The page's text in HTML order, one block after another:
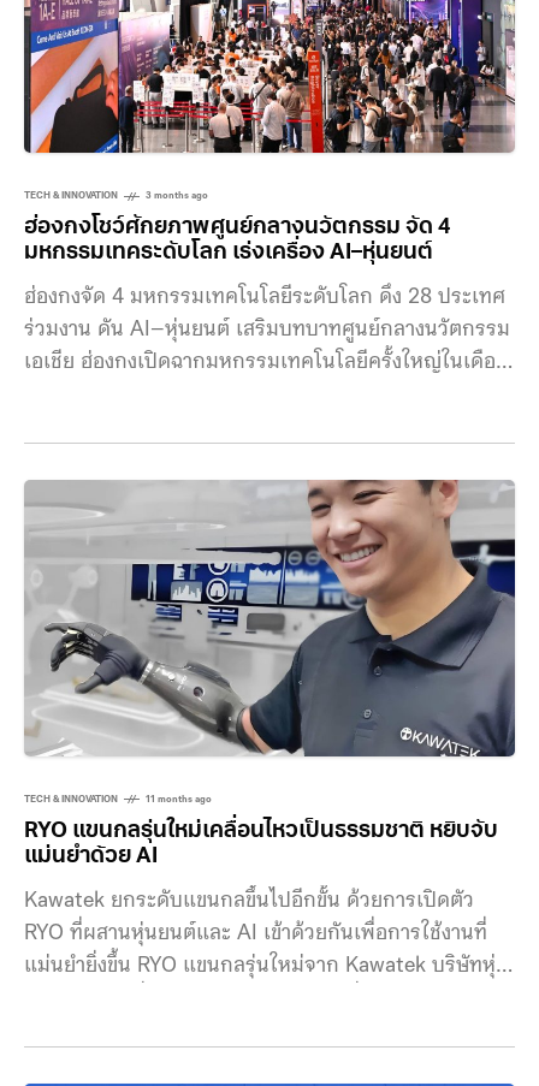
จนเช็กเอาต์ มีหุ่นยนต์ดูแลทุกขั้นตอน แนวคิดของโครงการ
ไม่ใช่แค่การนำหุ่นยนต์มาช่วยงานบางส่วนเหมือนโรงแรม
ทั่วไป
TECH & INNOVATION 3 months ago
ฮ่องกงโชว์ศักยภาพศูนย์กลางนวัตกรรม จัด 4
มหกรรมเทคระดับโลก เร่งเครื่อง AI–หุ่นยนต์
ฮ่องกงจัด 4 มหกรรมเทคโนโลยีระดับโลก ดึง 28 ประเทศ
ร่วมงาน ดัน AI–หุ่นยนต์ เสริมบทบาทศูนย์กลางนวัตกรรม
เอเชีย ฮ่องกงเปิดฉากมหกรรมเทคโนโลยีครั้งใหญ่ในเดือน
TECH & INNOVATION 11 months ago
RYO แขนกลรุ่นใหม่เคลื่อนไหวเป็นธรรมชาติ หยิบจับ
แม่นยำด้วย AI
Kawatek ยกระดับแขนกลขึ้นไปอีกขั้น ด้วยการเปิดตัว
RYO ที่ผสานหุ่นยนต์และ AI เข้าด้วยกันเพื่อการใช้งานที่
แม่นยำยิ่งขึ้น RYO แขนกลรุ่นใหม่จาก Kawatek บริษัทหุ่น